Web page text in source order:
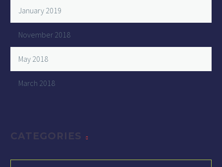
January 2019
November 2018
May 2018
March 2018
CATEGORIES